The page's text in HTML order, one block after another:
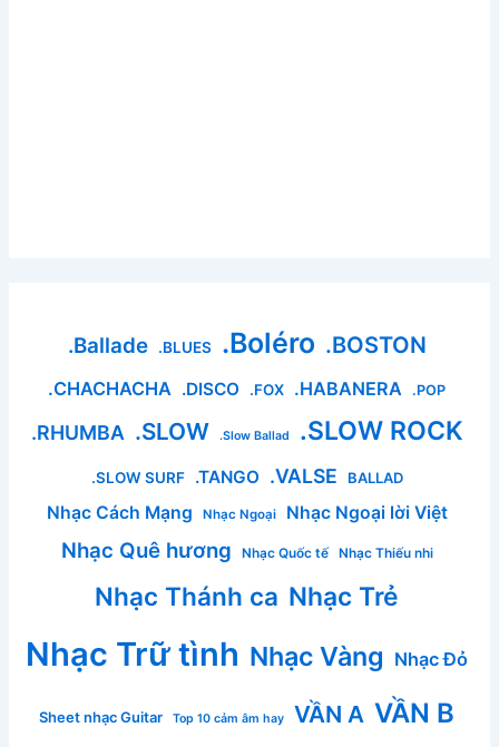
.Ballade .BLUES .Boléro .BOSTON
.CHACHACHA .DISCO .FOX .HABANERA .POP
.RHUMBA .SLOW .Slow Ballad .SLOW ROCK
.SLOW SURF .TANGO .VALSE BALLAD
Nhạc Cách Mạng Nhạc Ngoại Nhạc Ngoại lời Việt
Nhạc Quê hương Nhạc Quốc tế Nhạc Thiếu nhi
Nhạc Thánh ca Nhạc Trẻ
Nhạc Trữ tình Nhạc Vàng Nhạc Đỏ
Sheet nhạc Guitar Top 10 cảm âm hay VẦN A VẦN B